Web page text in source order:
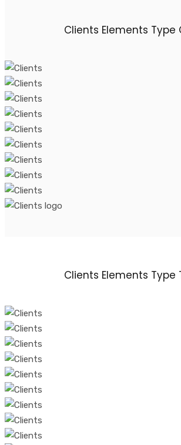
Clients Elements Type
Clients Elements Type